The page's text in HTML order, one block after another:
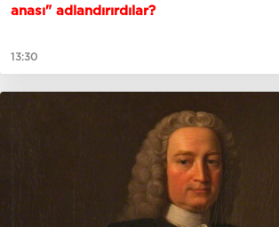
anası" adlandırırdılar?
13:30